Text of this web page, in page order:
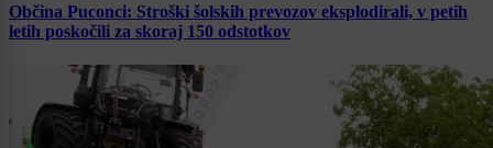
Občina Puconci: Stroški šolskih prevozov eksplodirali, v petih
letih poskočili za skoraj 150 odstotkov